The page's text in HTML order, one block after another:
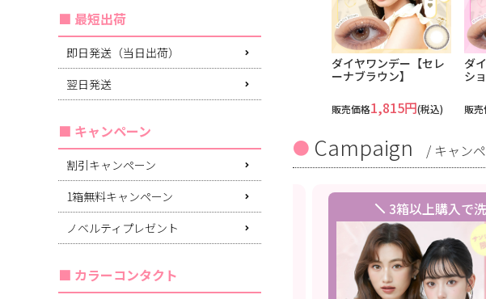
最短出荷
即日発送（当日出荷）
翌日発送
キャンペーン
割引キャンペーン
1箱無料キャンペーン
ノベルティプレゼント
カラーコンタクト
ダイヤワンデー【セレ
ーナブラウン】
販売価格1,815円(税込)
ダ
シ
販
Campaign / キャン
3箱同時購入で1箱分無料！ 3箱以上購入で